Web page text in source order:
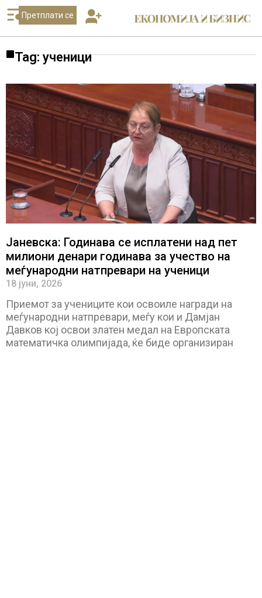
Претплати се
Tag: ученици
Јаневска: Годинава се исплатени над пет
милиони денари годинава за учество на
меѓународни натпревари на ученици
18 јуни, 2026
Приемот за учениците кои освоиле награди на
меѓународни натпревари, меѓу кои и Дамјан
Давков кој освои златен медал на Европската
математичка олимпијада, ќе биде организиран